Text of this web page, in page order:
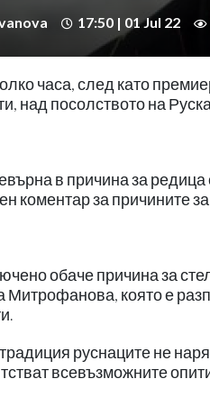
17:50 | 01 Jul 22
часа, след като
над посолството на
в причина за
коментар за причините
обаче причина за
Митрофанова, която е
руснаците не
всевъзможните